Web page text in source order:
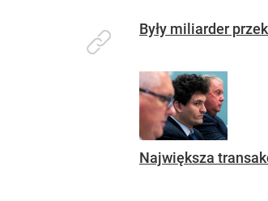
Były miliarder
Największa